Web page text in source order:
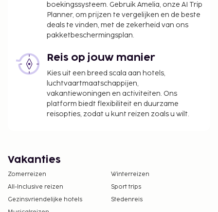
boekingssysteem. Gebruik Amelia, onze AI Trip
Planner, om prijzen te vergelijken en de beste
deals te vinden, met de zekerheid van ons
pakketbeschermingsplan.
Reis op jouw manier
Kies uit een breed scala aan hotels,
luchtvaartmaatschappijen,
vakantiewoningen en activiteiten. Ons
platform biedt flexibiliteit en duurzame
reisopties, zodat u kunt reizen zoals u wilt.
Vakanties
Zomerreizen
Winterreizen
All-Inclusive reizen
Sport trips
Gezinsvriendelijke hotels
Stedenreis